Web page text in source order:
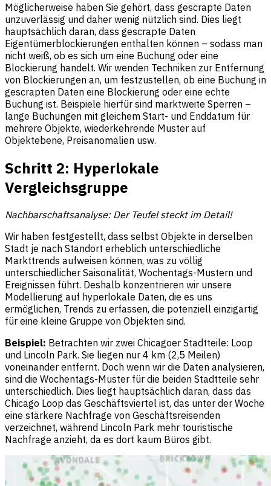
Möglicherweise haben Sie gehört, dass gescrapte Daten
unzuverlässig und daher wenig nützlich sind. Dies liegt
hauptsächlich daran, dass gescrapte Daten
Eigentümerblockierungen enthalten können – sodass man
nicht weiß, ob es sich um eine Buchung oder eine
Blockierung handelt. Wir wenden Techniken zur Entfernung
von Blockierungen an, um festzustellen, ob eine Buchung in
gescrapten Daten eine Blockierung oder eine echte
Buchung ist. Beispiele hierfür sind marktweite Sperren –
lange Buchungen mit gleichem Start- und Enddatum für
mehrere Objekte, wiederkehrende Muster auf
Objektebene, Preisanomalien usw.
Schritt 2: Hyperlokale
Vergleichsgruppe
Nachbarschaftsanalyse: Der Teufel steckt im Detail!
Wir haben festgestellt, dass selbst Objekte in derselben
Stadt je nach Standort erheblich unterschiedliche
Markttrends aufweisen können, was zu völlig
unterschiedlicher Saisonalität, Wochentags-Mustern und
Ereignissen führt. Deshalb konzentrieren wir unsere
Modellierung auf hyperlokale Daten, die es uns
ermöglichen, Trends zu erfassen, die potenziell einzigartig
für eine kleine Gruppe von Objekten sind.
Beispiel: Betrachten wir zwei Chicagoer Stadtteile: Loop
und Lincoln Park. Sie liegen nur 4 km (2,5 Meilen)
voneinander entfernt. Doch wenn wir die Daten analysieren,
sind die Wochentags-Muster für die beiden Stadtteile sehr
unterschiedlich. Dies liegt hauptsächlich daran, dass das
Chicago Loop das Geschäftsviertel ist, das unter der Woche
eine stärkere Nachfrage von Geschäftsreisenden
verzeichnet, während Lincoln Park mehr touristische
Nachfrage anzieht, da es dort kaum Büros gibt.